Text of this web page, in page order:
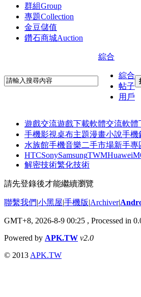
群組Group
專題Collection
金豆儲值
鑽石商城Auction
綜合
綜合
帖子
用戶
遊戲交流遊戲下載軟體交流軟體
手機影視桌布主題漫畫小說手機
水族館手機音樂二手市場新手專
HTCSonySamsungTWMHuawei
解密技術繁化技術
請先登錄後才能繼續瀏覽
聯繫我們|小黑屋|手機版|Archiver|
GMT+8, 2026-8-9 00:25 , Processed in
Powered by APK.TW v2.0
© 2013 APK.TW